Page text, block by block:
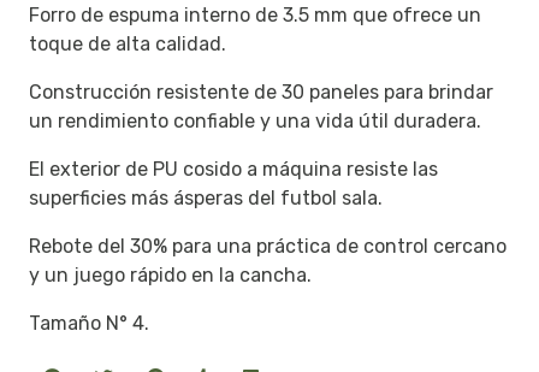
Forro de espuma interno de 3.5 mm que ofrece un
toque de alta calidad.
Construcción resistente de 30 paneles para brindar
un rendimiento confiable y una vida útil duradera.
El exterior de PU cosido a máquina resiste las
superficies más ásperas del futbol sala.
Rebote del 30% para una práctica de control cercano
y un juego rápido en la cancha.
Tamaño N° 4.